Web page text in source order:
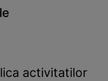
activitatilor